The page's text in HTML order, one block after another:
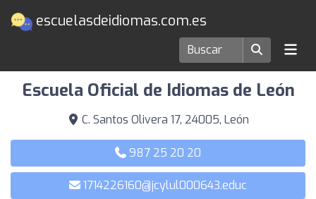
escuelasdeidiomas.com.es
Escuelas de idiomas en León
Escuela Oficial de Idiomas de León
C. Santos Olivera 17, 24005, León
987 25 20 20
1714226160@jcylul000643.educ